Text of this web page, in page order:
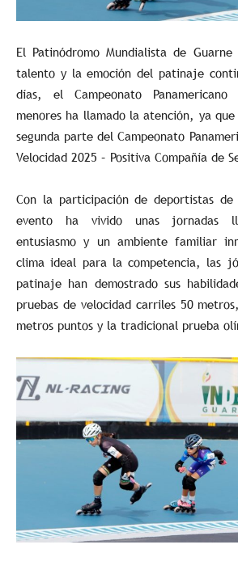
El Patinódromo Mundialista de
talento y la emoción del patinaje
días, el Campeonato
menores ha llamado la atención, ya
segunda parte del Campeonato
Velocidad 2025 – Positiva Compañía de
Con la participación de deportistas
evento ha vivido unas jornadas
entusiasmo y un ambiente familiar
clima ideal para la competencia, las
patinaje han demostrado sus
pruebas de velocidad carriles 50
metros puntos y la tradicional prueba